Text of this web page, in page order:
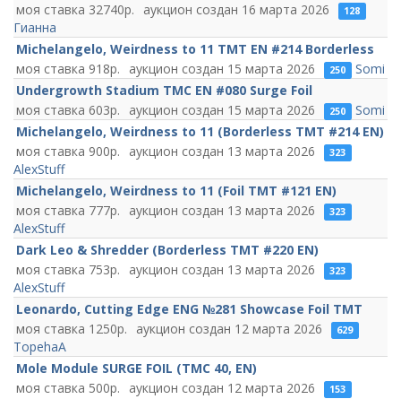
32740
16 марта 2026 128
Гианна
Michelangelo, Weirdness to 11 TMT EN #214 Borderless
918
15 марта 2026 250
Somi
Undergrowth Stadium TMC EN #080 Surge Foil
603
15 марта 2026 250
Somi
Michelangelo, Weirdness to 11 (Borderless TMT #214 EN)
900
13 марта 2026 323
AlexStuff
Michelangelo, Weirdness to 11 (Foil TMT #121 EN)
777
13 марта 2026 323
AlexStuff
Dark Leo & Shredder (Borderless TMT #220 EN)
753
13 марта 2026 323
AlexStuff
Leonardo, Cutting Edge ENG №281 Showcase Foil TMT
1250
12 марта 2026 629
TopehaA
Mole Module SURGE FOIL (TMC 40, EN)
500
12 марта 2026 153